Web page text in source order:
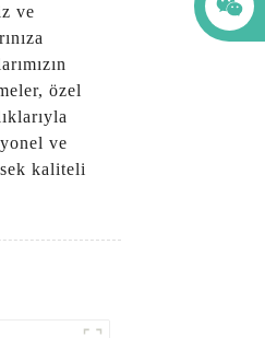
ve
özel
ve
kaliteli